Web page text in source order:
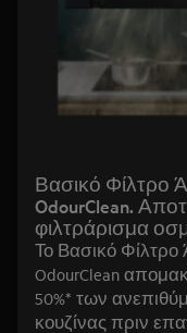
Βασικό Φίλτρο
OdourClean.
φιλτράρισμα
Το Βασικό Φίλτρο
OdourClean
50%* των
κουζίνας πριν